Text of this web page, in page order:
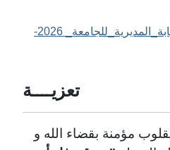
رزنامة الدخول_الجامعي_نيابة_المديرية_للجامعة_ 2026-
تعزيــــة
مؤمنة بقضاء الله و